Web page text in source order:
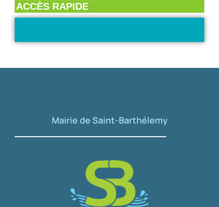
ACCÈS RAPIDE
Mairie de Saint-Barthélemy